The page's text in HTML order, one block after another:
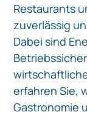
Restaurants
zuverlässig
Dabei sind
erfahren Sie,
Gastronomie